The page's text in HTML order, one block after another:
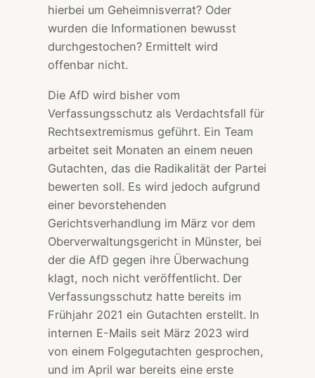
hierbei um Geheimnisverrat? Oder
wurden die Informationen bewusst
durchgestochen? Ermittelt wird
offenbar nicht.
Die AfD wird bisher vom
Verfassungsschutz als Verdachtsfall für
Rechtsextremismus geführt. Ein Team
arbeitet seit Monaten an einem neuen
Gutachten, das die Radikalität der Partei
bewerten soll. Es wird jedoch aufgrund
einer bevorstehenden
Gerichtsverhandlung im März vor dem
Oberverwaltungsgericht in Münster, bei
der die AfD gegen ihre Überwachung
klagt, noch nicht veröffentlicht. Der
Verfassungsschutz hatte bereits im
Frühjahr 2021 ein Gutachten erstellt. In
internen E-Mails seit März 2023 wird
von einem Folgegutachten gesprochen,
und im April war bereits eine erste